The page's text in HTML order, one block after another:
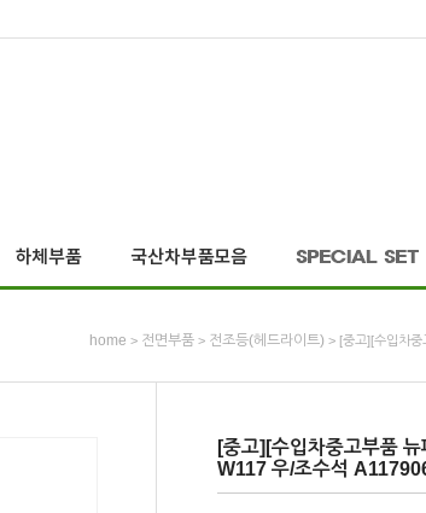
home > 전면부품 > 전조등(헤드라이트) > [중고][수입차
[중고][수입차중고부품
W117 우/조수석